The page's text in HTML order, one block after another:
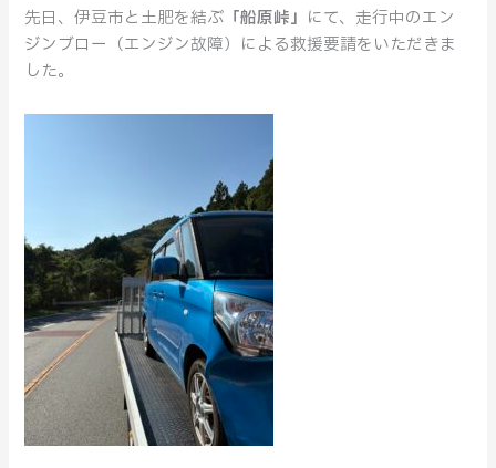
先日、伊豆市と土肥を結ぶ 「船原峠」 にて、走行中のエン
ジンブロー（エンジン故障）による救援要請をいただきま
した。
る
エ
ン
ジ
ラ
ブ
ル
を
防
ぐ
た
め